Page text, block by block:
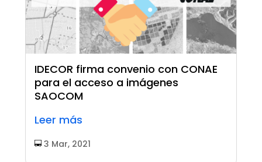
IDECOR firma convenio con CONAE
para el acceso a imágenes
SAOCOM
Leer más
3 Mar, 2021